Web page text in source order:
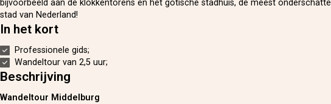
bijvoorbeeld aan de klokkentorens en het gotische stadhuis, de meest onderschatte
stad van Nederland!
In het kort
Professionele gids;
Wandeltour van 2,5 uur;
Beschrijving
Wandeltour Middelburg